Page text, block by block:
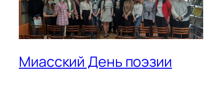
Миасский День поэзии